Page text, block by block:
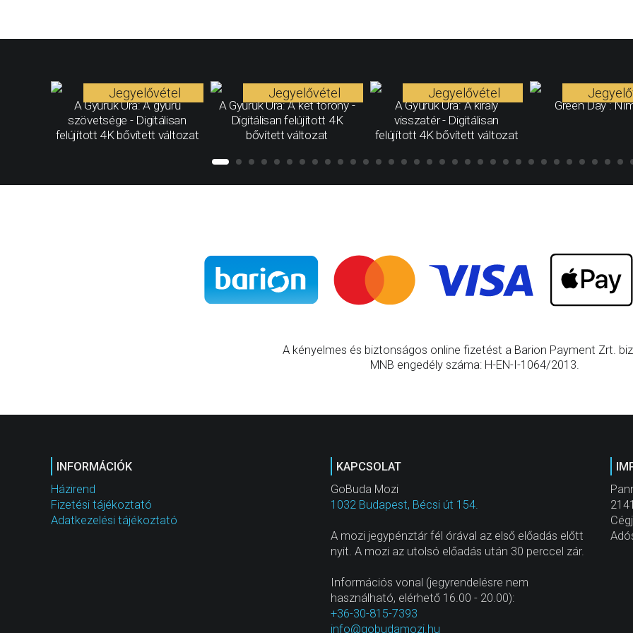
A Gyűrűk Ura: A gyűrű
szövetsége - Digitálisan
felújított 4K bővített változat
Jegyelővétel
A Gyűrűk Ura: A két torony -
Digitálisan felújított 4K
bővített változat
Jegyelővétel
A Gyűrűk Ura: A király
visszatér - Digitálisan
felújított 4K bővített változat
Jegyelővétel
Green Day :
A kényelmes és biztonságos online fizetést a Barion Payment Zrt.
MNB engedély száma: H-EN-I-1064/2013.
INFORMÁCIÓK
Házirend
Fizetési tájékoztató
Adatkezelési tájékoztató
KAPCSOLAT
GoBuda Mozi
1032 Budapest, Bécsi út 154.
A mozi jegypénztár fél órával az első előadás előtt
nyit. A mozi az utolsó előadás után 30 perccel zár.
Információs vonal (jegyrendelésre nem
használható, elérhető 16.00 - 20.00):
+36-30-815-7393
info@gobudamozi.hu